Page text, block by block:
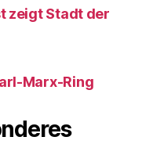
zeigt Stadt der
Marx-Ring